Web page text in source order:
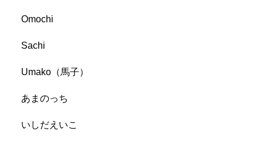
Omochi
Sachi
Umako（馬子）
あまのっち
いしだえいこ